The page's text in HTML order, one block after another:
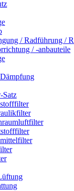
/ Radführung /
/ -anbauteile
Satz